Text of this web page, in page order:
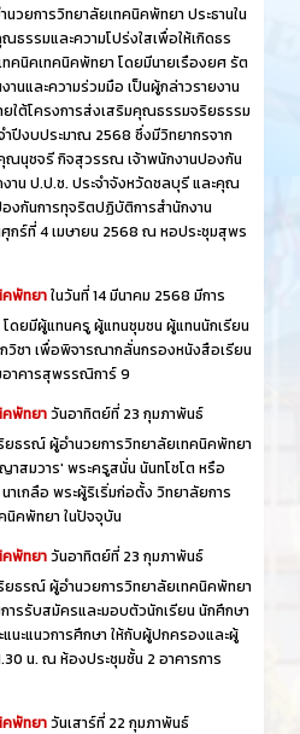
วยการวิทยาลัยเทคนิคพัทยา ประธานใน
ธรรมและความโปร่งใสเพื่อให้เกิดธร
คนิคเทคนิคพัทยา โดยมีนายเรืองยศ รัต
นและความร่วมมือ เป็นผู้กล่าวรายงาน
ใต้โครงการส่งเสริมคุณธรรมจริยธรรม
ำปีงบประมาณ 2568 ซึ่งมีวิทยากรจาก
ณนุชจรี กิจสุวรรณ เจ้าพนักงานปองกัน
าน ป.ป.ช. ประจำจังหวัดชลบุรี และคุณ
งกันการทุจริตปฏิบัติการสำนักงาน
กร์ที่ 4 เมษายน 2568 ณ หอประชุมสุพร
คพัทยาในวันที่ 14 มีนาคม 2568 มีการ
ดยมีผู้แทนครู ผู้แทนชุมชน ผู้แทนนักเรียน
วิชา เพื่อพิจารณากลั่นกรองหนังสือเรียน
าคารสุพรรณิการ์ 9
คพัทยาวันอาทิตย์ที่ 23 กุมภาพันธ์
ธรณ์ ผู้อำนวยการวิทยาลัยเทคนิคพัทยา
มวาร' พระครูสนั่น นันทโชโต หรือ
เกลือ พระผู้ริเริ่มก่อตั้ง วิทยาลัยการ
นิคพัทยา ในปัจจุบัน
คพัทยาวันอาทิตย์ที่ 23 กุมภาพันธ์
ธรณ์ ผู้อำนวยการวิทยาลัยเทคนิคพัทยา
ารรับสมัครและมอบตัวนักเรียน นักศึกษา
นะแนวการศึกษา ให้กับผู้ปกครองและผู้
น. ณ ห้องประชุมชั้น 2 อาคารการ
คพัทยาวันเสาร์ที่ 22 กุมภาพันธ์